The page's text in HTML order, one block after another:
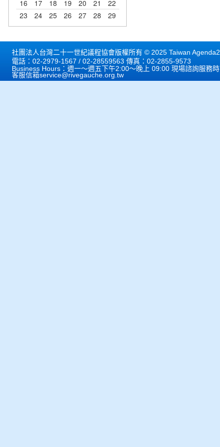
社團法人台灣二十一世紀議程協會版權所有 © 2025 Taiwan
電話：02-2979-1567 / 02-28559563 傳真：02-2855-9573
Business Hours：週一～週五下午2:00～晚上 09:00 現場諮詢服務
客服信箱service@rivegauche.org.tw